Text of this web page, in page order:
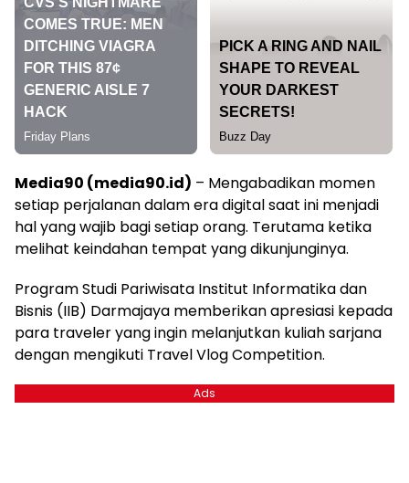
Media90 (media90.id) – Mengabadikan momen
setiap perjalanan dalam era digital saat ini menjadi
hal yang wajib bagi setiap orang. Terutama ketika
melihat keindahan tempat yang dikunjunginya.
Program Studi Pariwisata Institut Informatika dan
Bisnis (IIB) Darmajaya memberikan apresiasi kepada
para traveler yang ingin melanjutkan kuliah sarjana
dengan mengikuti Travel Vlog Competition.
Ads